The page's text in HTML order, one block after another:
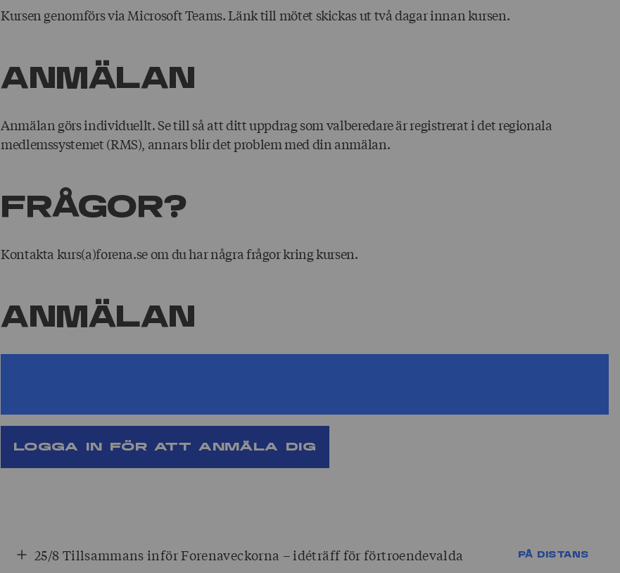
Kursen genomförs via Microsoft Teams. Länk till mötet skickas ut två dagar innan kursen.
ANMÄLAN
Anmälan görs individuellt. Se till så att ditt uppdrag som valberedare är registrerat i det regionala
medlemssystemet (RMS), annars blir det problem med din anmälan.
FRÅGOR?
Kontakta kurs(a)forena.se om du har några frågor kring kursen.
Anmälan
Logga in för att anmäla dig
25/8 Tillsammans inför Forenaveckorna – idéträff för förtroendevalda PÅ DISTANS